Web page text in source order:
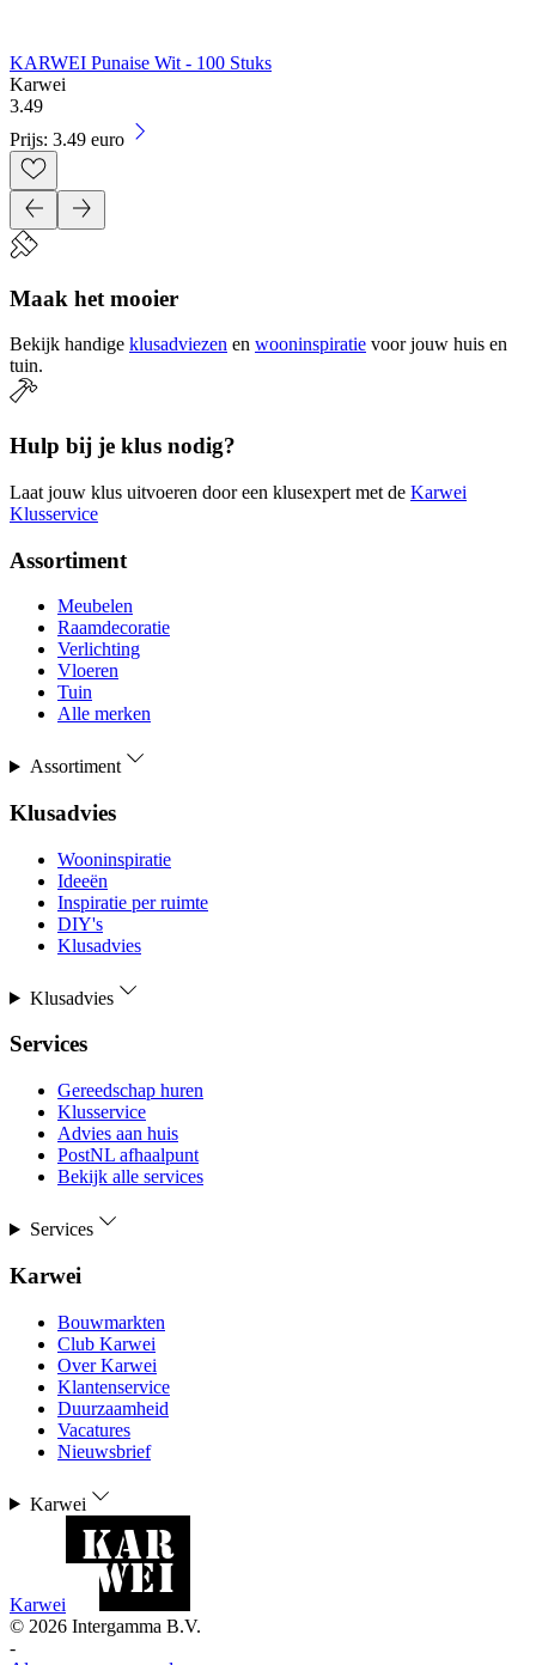
KARWEI Punaise Wit - 100 Stuks
Karwei
3.49
Prijs: 3.49 euro
Maak het mooier
Bekijk handige klusadviezen en wooninspiratie voor jouw huis en
tuin.
Hulp bij je klus nodig?
Laat jouw klus uitvoeren door een klusexpert met de Karwei
Klusservice
Assortiment
Meubelen
Raamdecoratie
Verlichting
Vloeren
Tuin
Alle merken
Assortiment
Klusadvies
Wooninspiratie
Ideeën
Inspiratie per ruimte
DIY's
Klusadvies
Klusadvies
Services
Gereedschap huren
Klusservice
Advies aan huis
PostNL afhaalpunt
Bekijk alle services
Services
Karwei
Bouwmarkten
Club Karwei
Over Karwei
Klantenservice
Duurzaamheid
Vacatures
Nieuwsbrief
Karwei
Karwei
© 2026 Intergamma B.V.
-